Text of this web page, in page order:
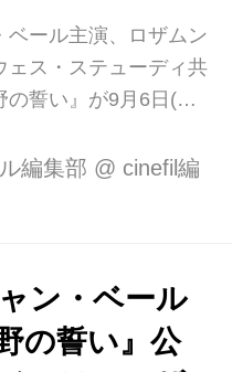
ベール主演、ロザムン
ェス・ステューディ共
誓い』が9月6日(金)
』、『ファーナス/訣
ット・クーパーがメガ
部の開拓地。 インデ
で武勲を上げた英雄
を務めている騎兵隊
編集部 @ cinefil編
ン・ベール
の誓い』公